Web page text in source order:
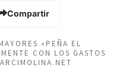
Compartir
«PEÑA EL
CON LOS GASTOS